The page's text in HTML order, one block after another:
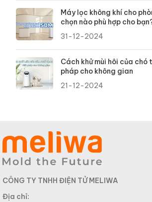
Máy lọc không khí cho
chọn nào phù hợp cho
31-12-2024
Cách khử mùi hôi của chó
pháp cho không gian
21-12-2024
CÔNG TY TNHH ĐIỆN TỬ MELIWA
Địa chỉ: